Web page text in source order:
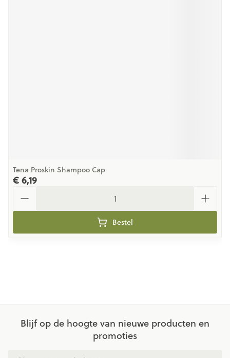
Tena Proskin Shampoo Cap
€ 6,19
Bestel
Blijf op de hoogte van nieuwe producten en
promoties